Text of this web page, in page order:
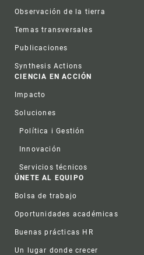
Observación de la tierra
Temas transversales
Publicaciones
Synthesis Actions
CIENCIA EN ACCIÓN
Impacto
Soluciones
Política i Gestión
Innovación
Servicios técnicos
ÚNETE AL EQUIPO
Bolsa de trabajo
Oportunidades académicas
Buenas prácticas HR
Un lugar donde crecer